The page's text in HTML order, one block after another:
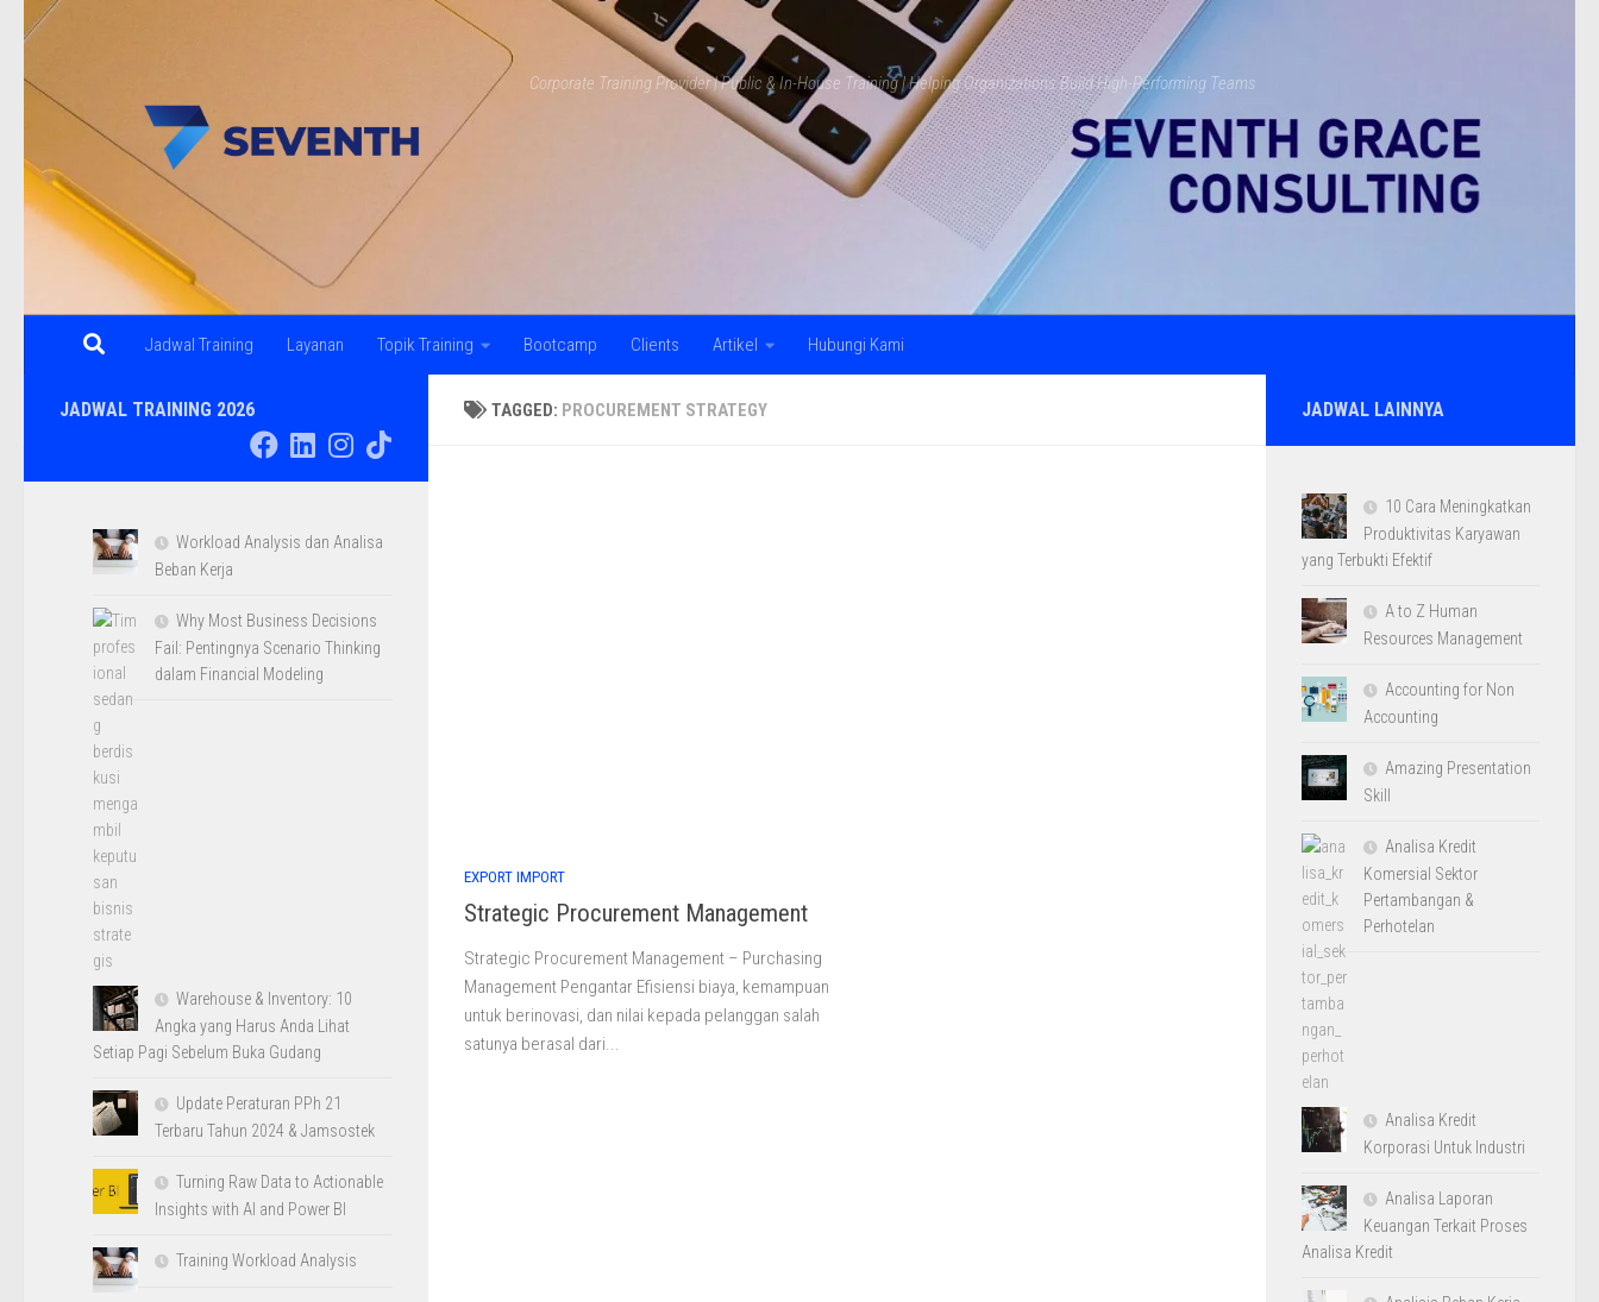
Skip to content
Corporate Training Provider | Public & In-House Training | Helping Organizations Build High-Performing Teams
Jadwal Training Layanan Topik Training Bootcamp Clients Artikel Hubungi Kami
TAGGED: PROCUREMENT STRATEGY
EXPORT IMPORT
Strategic Procurement Management
Strategic Procurement Management – Purchasing
Management Pengantar Efisiensi biaya, kemampuan
untuk berinovasi, dan nilai kepada pelanggan salah
satunya berasal dari...
JADWAL TRAINING 2026
Workload Analysis dan Analisa
Beban Kerja
Why Most Business Decisions
Fail: Pentingnya Scenario Thinking
dalam Financial Modeling
Warehouse & Inventory: 10
Angka yang Harus Anda Lihat
Setiap Pagi Sebelum Buka Gudang
Update Peraturan PPh 21
Terbaru Tahun 2024 & Jamsostek
Turning Raw Data to Actionable
Insights with AI and Power BI
Training Workload Analysis
JADWAL LAINNYA
10 Cara Meningkatkan
Produktivitas Karyawan
yang Terbukti Efektif
A to Z Human
Resources Management
Accounting for Non
Accounting
Amazing Presentation
Skill
Analisa Kredit
Komersial Sektor
Pertambangan &
Perhotelan
Analisa Kredit
Korporasi Untuk Industri
Analisa Laporan
Keuangan Terkait Proses
Analisa Kredit